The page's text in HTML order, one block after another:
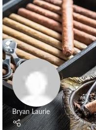
Bryan Laurie